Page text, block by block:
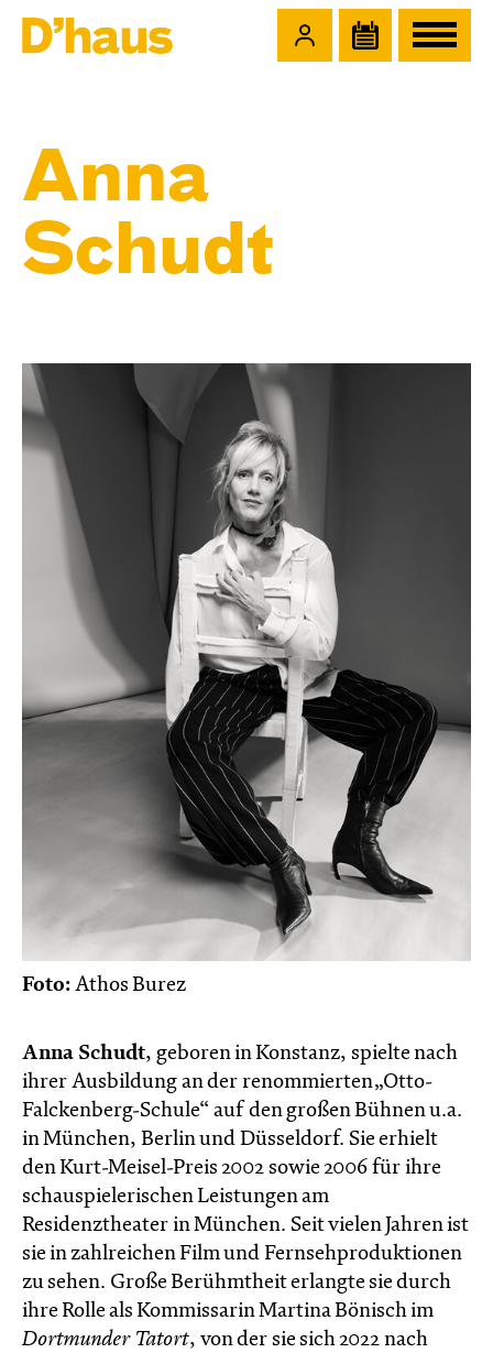
Anna
Schudt
Foto: Athos Burez
Anna Schudt, geboren in Konstanz, spielte nach
ihrer Ausbildung an der renommierten „Otto-
Falckenberg-Schule“ auf den großen Bühnen u.a.
in München, Berlin und Düsseldorf. Sie erhielt
den Kurt-Meisel-Preis 2002 sowie 2006 für ihre
schauspielerischen Leistungen am
Residenztheater in München. Seit vielen Jahren ist
sie in zahlreichen Film und Fernsehproduktionen
zu sehen. Große Berühmtheit erlangte sie durch
ihre Rolle als Kommissarin Martina Bönisch im
Dortmunder Tatort, von der sie sich 2022 nach